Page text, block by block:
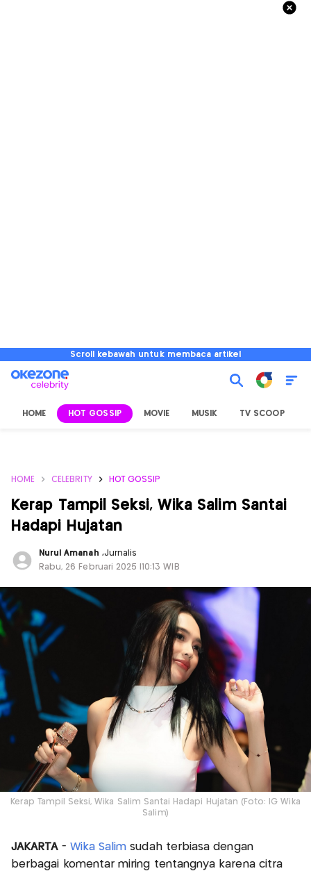
Scroll kebawah untuk membaca artikel
HOME HOT GOSSIP MOVIE MUSIK TV SCOOP
HOME CELEBRITY HOT GOSSIP
Kerap Tampil Seksi, Wika Salim Santai
Hadapi Hujatan
Nurul Amanah ,Jurnalis
Rabu, 26 Februari 2025 |10:13 WIB
Kerap Tampil Seksi, Wika Salim Santai Hadapi Hujatan (Foto: IG Wika
Salim)
JAKARTA - Wika Salim sudah terbiasa dengan
berbagai komentar miring tentangnya karena citra